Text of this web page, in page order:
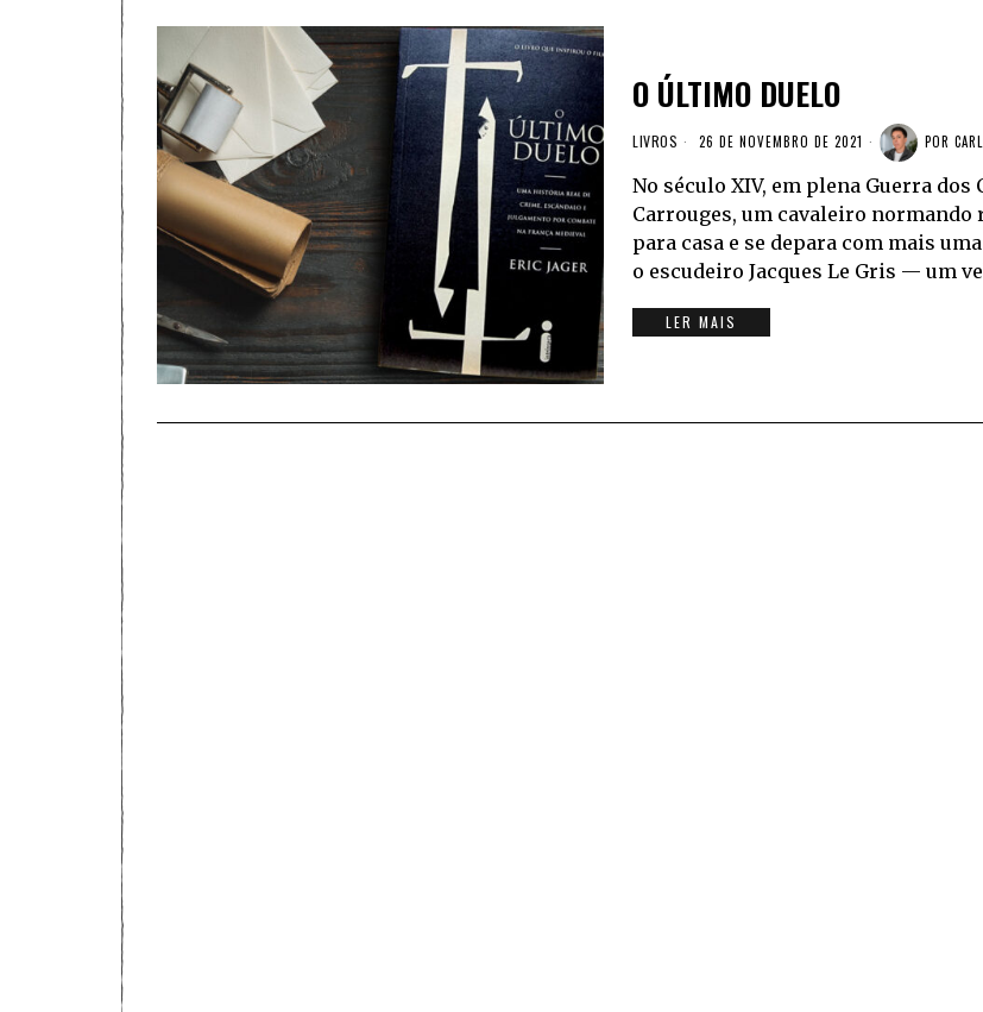
O ÚLTIMO DUELO
LIVROS 26 DE NOVEMBRO DE 2021 POR
No século XIV, em plena Guerra dos
Carrouges, um cavaleiro normando
para casa e se depara com mais
o escudeiro Jacques Le Gris — um
LER MAIS